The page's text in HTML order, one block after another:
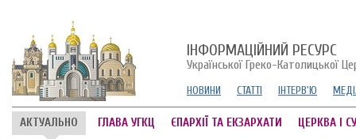
ІНФОРМАЦІЙНИЙ РЕСУРС
Української Греко-Католицької
НОВИНИ СТАТТІ ІНТЕРВ'Ю
АКТУАЛЬНО ГЛАВА УГКЦ ЄПАРХІЇ ТА ЕКЗАРХАТИ ЦЕРКВА І